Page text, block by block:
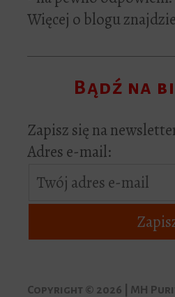
Więcej o blogu
Bądź na
Zapisz się na
Adres e-mail:
Copyright © 2026 | MH